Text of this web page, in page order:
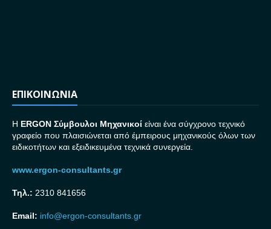
ΕΠΙΚΟΙΝΩΝΙΑ
H ERGON Σύμβουλοι Μηχανικοί είναι ένα σύγχρονο τεχνικό
γραφείο που πλαισιώνεται από έμπειρους μηχανικούς όλων των
ειδικοτήτων και εξειδικευμένα τεχνικά συνεργεία.
www.ergon-consultants.gr
Τηλ.: 2310 841656
Email: info@ergon-consultants.gr